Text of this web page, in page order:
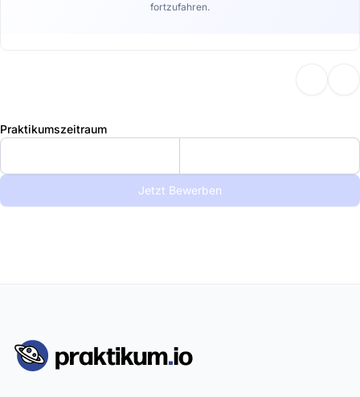
fortzufahren.
Praktikumszeitraum
Jetzt Bewerben